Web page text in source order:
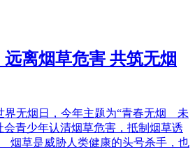
离烟草危害 共筑无烟
无烟日，今年主题为“青春无烟 未
会青少年认清烟草危害，抵制烟草诱
草是威胁人类健康的头号杀手，也